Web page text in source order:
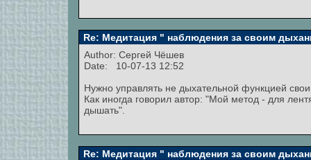
Re: Медитация " наблюдения за своим
Author: Сергей Чёшев
Date: 10-07-13 12:52
Нужно управлять не дыхательной функцией
Как иногда говорил автор: "Мой метод - для
дышать".
Re: Медитация " наблюдения за своим